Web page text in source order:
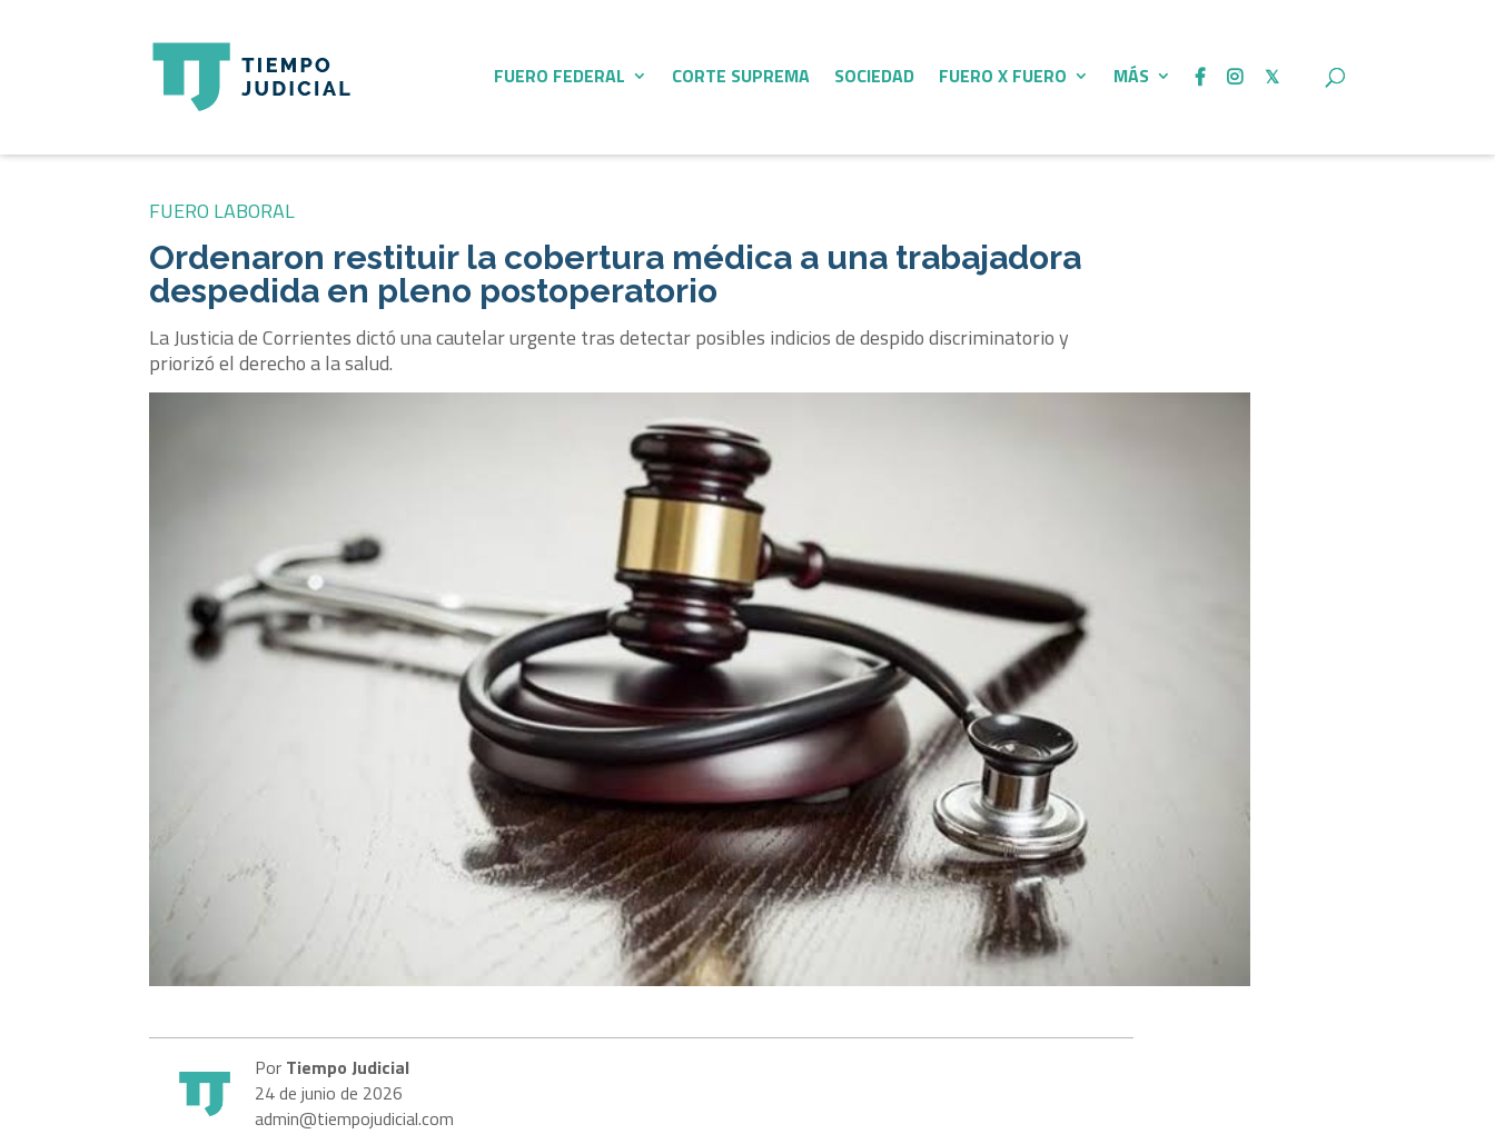
FUERO FEDERAL CORTE SUPREMA SOCIEDAD FUERO X FUERO MÁS
FUERO LABORAL
Ordenaron restituir la cobertura médica a una trabajadora
despedida en pleno postoperatorio
La Justicia de Corrientes dictó una cautelar urgente tras detectar posibles indicios de despido discriminatorio y
priorizó el derecho a la salud.
Por Tiempo Judicial
24 de junio de 2026
admin@tiempojudicial.com